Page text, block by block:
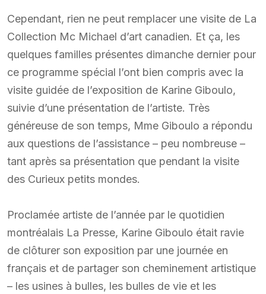
Cependant, rien ne peut remplacer une visite de La
Collection Mc Michael d’art canadien. Et ça, les
quelques familles présentes dimanche dernier pour
ce programme spécial l’ont bien compris avec la
visite guidée de l’exposition de Karine Giboulo,
suivie d’une présentation de l’artiste. Très
généreuse de son temps, Mme Giboulo a répondu
aux questions de l’assistance – peu nombreuse –
tant après sa présentation que pendant la visite
des Curieux petits mondes.
Proclamée artiste de l’année par le quotidien
montréalais La Presse, Karine Giboulo était ravie
de clôturer son exposition par une journée en
français et de partager son cheminement artistique
– les usines à bulles, les bulles de vie et les